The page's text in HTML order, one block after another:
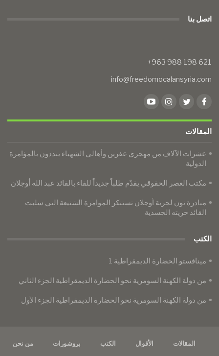
اتصل بنا
info@freedomocalansyria.com
المقالات
عشرات الآلاف من مهجري عفرين وأهالي الشهباء ينددون بالمؤامرة
الدولية
​​​​​​​مكتب العصر الحقوقي يقدّم طلباً جديداً للقاء بالقائد عبد الله أوجلان
مبادرة نون لحرية أوجلان تستنكر المؤامرة الشنيعة التي سلبت
القائد حريته الجسدية
الكتب
مينافستو الحضارة الديمقراطية 1
من دولة الكهنة السومرية نحو الحضارة الديمقراطية الجزء الثاني
من دولة الكهنة السومرية نحو الحضارة الديمقراطية الجزء الأول
المقالات الأقوال الكتب بروشورات من نحن